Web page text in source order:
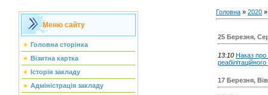
Меню сайту
Головна сторінка
Візитна картка
Історія закладу
Адміністрація закладу
Головна » 2020 »
25 Березня,
13:10 Наказ про
17 Березня,